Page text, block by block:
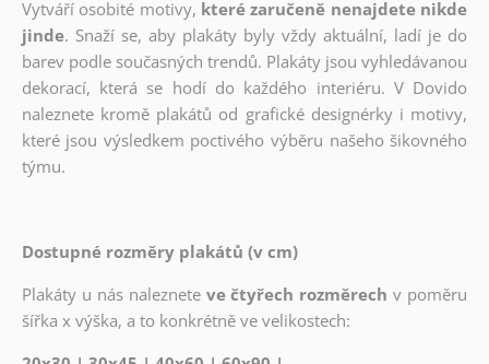
Vytváří osobité motivy, které zaručeně nenajdete nikde
jinde. Snaží se, aby plakáty byly vždy aktuální, ladí je do
barev podle současných trendů. Plakáty jsou vyhledávanou
dekorací, která se hodí do každého interiéru. V Dovido
naleznete kromě plakátů od grafické designérky i motivy,
které jsou výsledkem poctivého výběru našeho šikovného
týmu.
Dostupné rozměry plakátů (v cm)
Plakáty u nás naleznete ve čtyřech rozměrech v poměru
šířka x výška, a to konkrétně ve velikostech: